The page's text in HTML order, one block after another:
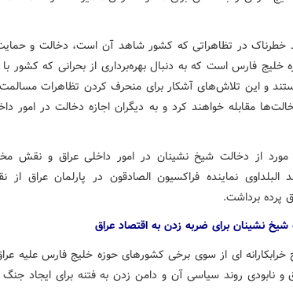
در تظاهراتی که کشور شاهد آن است، دخالت و حمایت
خلیج فارس است که به دنبال بهره‌برداری از بحرانی که کشور
و این تلاش‌های آشکار برای منحرف کردن تظاهرات
مقابله خواهند کرد و به دیگران اجازه دخالت در امور
از دخالت شیخ نشینان در امور داخلی عراق و نقش
البلداوی نماینده فراکسیون الصادقون در پارلمان عراق
پرده برداشت.
شیخ نشینان برای ضربه زدن به اقتصاد عراق
خرابکارانه ای از سوی برخی کشورهای حوزه خلیج فارس علیه
و نابودی روند سیاسی آن و دامن زدن به فتنه برای ایجاد